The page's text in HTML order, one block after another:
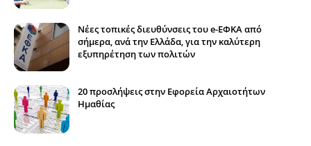
Νέες τοπικές διευθύνσεις του e-ΕΦΚΑ από
σήμερα, ανά την Ελλάδα, για την καλύτερη
εξυπηρέτηση των πολιτών
20 προσλήψεις στην Εφορεία Αρχαιοτήτων
Ημαθίας